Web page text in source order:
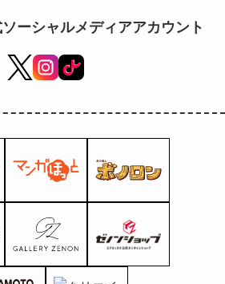
разворачиваются события манги.
ーシャルメディアアカウント